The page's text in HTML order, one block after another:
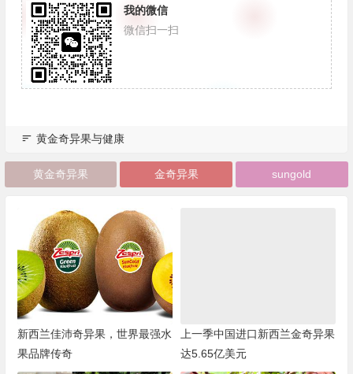
我的微信
微信扫一扫
黄金奇异果与健康
黄金奇异果 金奇异果 sungold
新西兰佳沛奇异果，世界最强水
果品牌传奇
上一季中国进口新西兰金奇异果
达5.65亿美元